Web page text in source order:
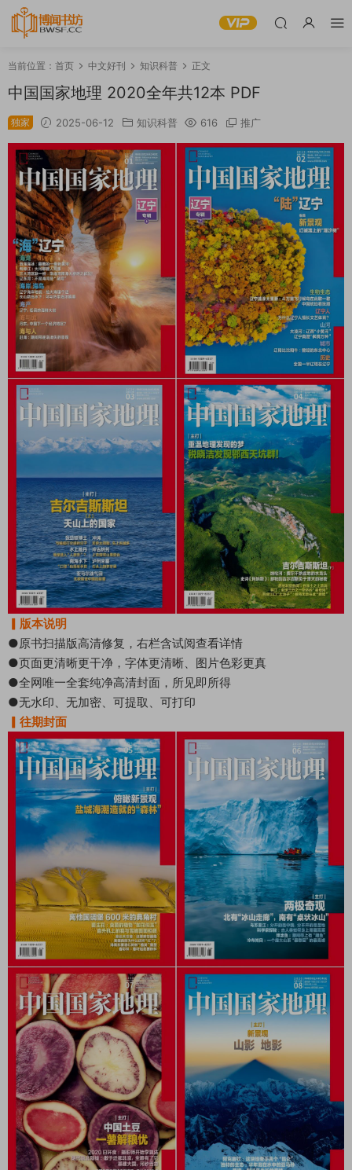
当前位置： 首页 中文好刊 知识科普 正文
中国国家地理 2020全年共12本 PDF
独家 2025-06-12 知识科普 616 推广
▎版本说明
●原书扫描版高清修复，右栏含试阅查看详情
●页面更清晰更干净，字体更清晰、图片色彩更真
●全网唯一全套纯净高清封面，所见即所得
●无水印、无加密、可提取、可打印
▎往期封面